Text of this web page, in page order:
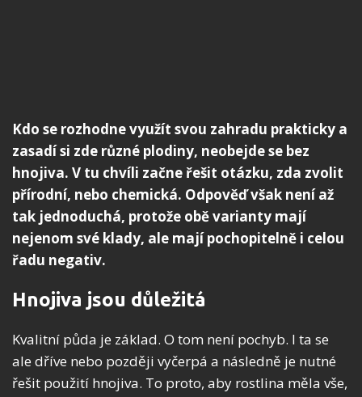
Kdo se rozhodne využít svou zahradu prakticky a
zasadí si zde různé plodiny, neobejde se bez
hnojiva. V tu chvíli začne řešit otázku, zda zvolit
přírodní, nebo chemická. Odpověď však není až
tak jednoduchá, protože obě varianty mají
nejenom své klady, ale mají pochopitelně i celou
řadu negativ.
Hnojiva jsou důležitá
Kvalitní půda je základ. O tom není pochyb. I ta se
ale dříve nebo později vyčerpá a následně je nutné
řešit použití hnojiva. To proto, aby rostlina měla vše,